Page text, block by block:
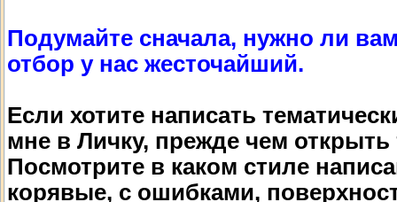
Подумайте сначала, нужно ли
отбор у нас жесточайший.
Если хотите написать
мне в Личку, прежде чем открыть
Посмотрите в каком стиле
корявые, с ошибками,